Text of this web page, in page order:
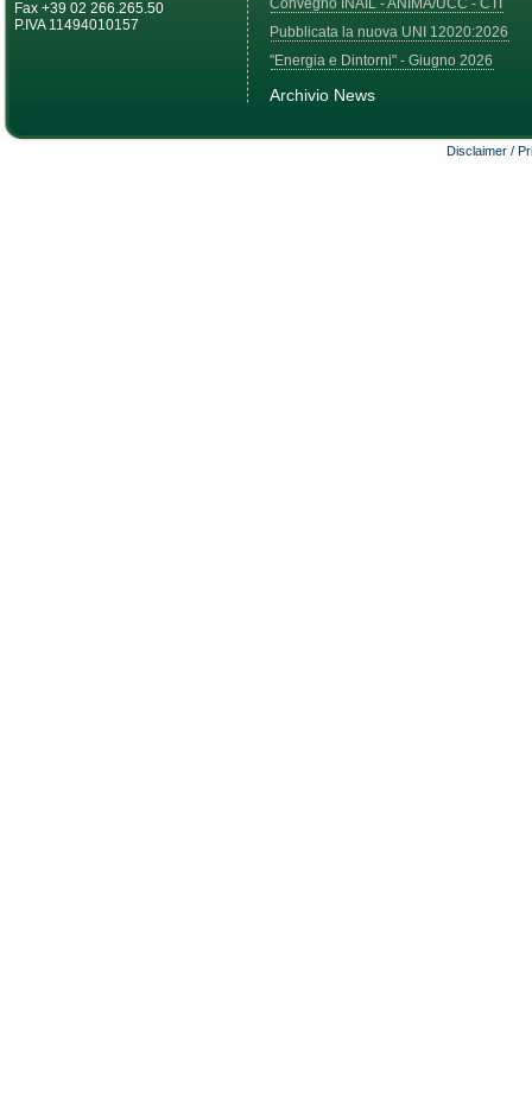
Fax +39 02 266.265.50
P.IVA 11494010157
Convegno INAIL - ANIMA/UCC - CTI
Pubblicata la nuova UNI 12020:2026
"Energia e Dintorni" - Giugno 2026
Archivio News
Disclaimer /